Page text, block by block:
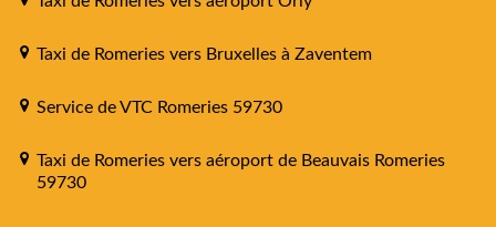
Taxi de Romeries vers Bruxelles à Zaventem
Service de VTC Romeries 59730
Taxi de Romeries vers aéroport de Beauvais Romeries
59730